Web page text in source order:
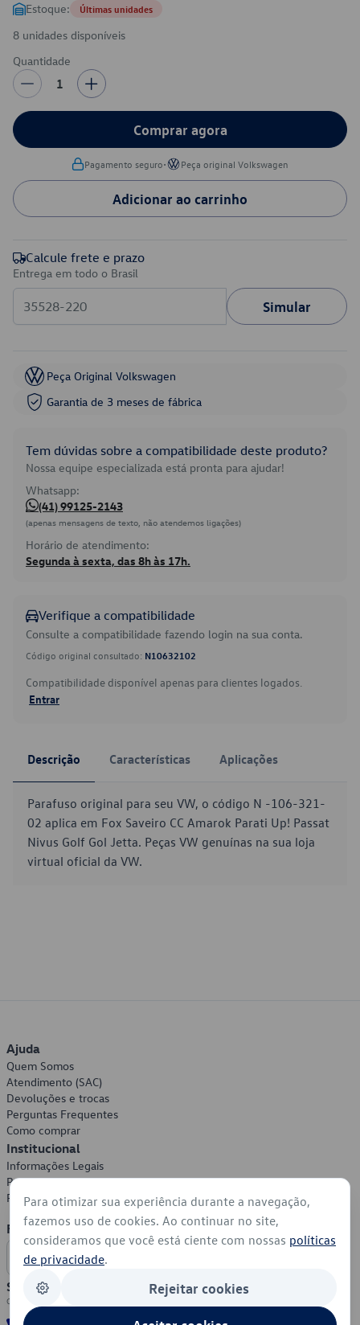
Estoque: Últimas unidades
8 unidades disponíveis
Quantidade
1
Comprar agora
Pagamento seguro• Peça original Volkswagen
Adicionar ao carrinho
Calcule frete e prazo
Entrega em todo o Brasil
Simular
Peça Original Volkswagen
Garantia de 3 meses de fábrica
Tem dúvidas sobre a compatibilidade deste produto?
Nossa equipe especializada está pronta para ajudar!
Whatsapp:
(41) 99125-2143
(apenas mensagens de texto, não atendemos ligações)
Horário de atendimento:
Segunda à sexta, das 8h às 17h.
Verifique a compatibilidade
Consulte a compatibilidade fazendo login na sua conta.
Código original consultado: N10632102
Compatibilidade disponível apenas para clientes logados.
Entrar
Descrição Características Aplicações
Parafuso original para seu VW, o código N -106-321-
02 aplica em Fox Saveiro CC Amarok Parati Up! Passat
Nivus Golf Gol Jetta. Peças VW genuínas na sua loja
virtual oficial da VW.
Ajuda
Quem Somos
Atendimento (SAC)
Devoluções e trocas
Perguntas Frequentes
Como comprar
Institucional
Informações Legais
Política de Privacidade
Política de Cookies
Formas de Pagamento
Segurança
Para otimizar sua experiência durante a navegação,
fazemos uso de cookies. Ao continuar no site,
consideramos que você está ciente com nossas políticas
de privacidade.
Rejeitar cookies